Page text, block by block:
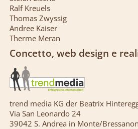
Ralf Kreuels
Thomas Zwyssig
Andree Kaiser
Therme Meran
Concetto, web design e
trend media KG der Beatrix
Via San Leonardo 24
39042 S. Andrea in Monte/